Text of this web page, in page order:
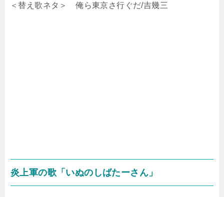
＜替え歌ネタ＞ 俺ら東京さ行ぐだ/吉幾三
炎上軍の歌「いぬのしばたーさん」